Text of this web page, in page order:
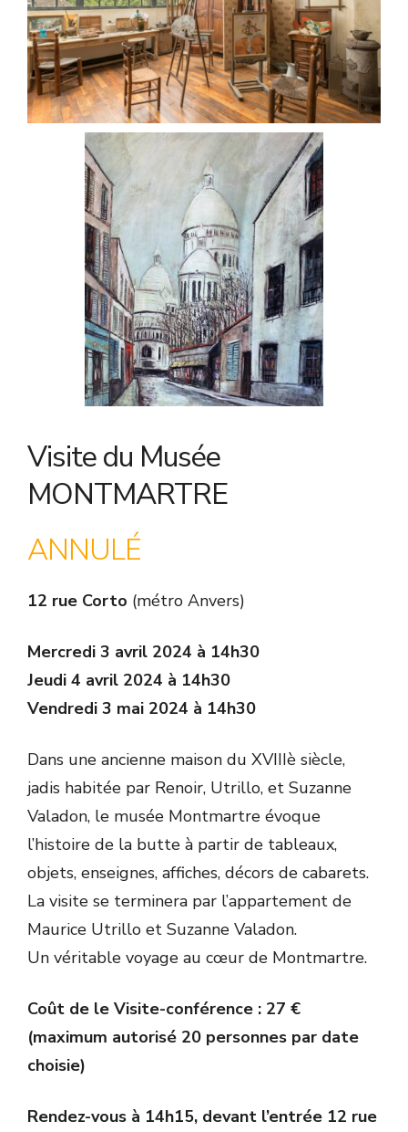
Visite du Musée
MONTMARTRE
ANNULÉ
12 rue Corto (métro Anvers)
Mercredi 3 avril 2024 à 14h30
Jeudi 4 avril 2024 à 14h30
Vendredi 3 mai 2024 à 14h30
Dans une ancienne maison du XVIIIè siècle,
jadis habitée par Renoir, Utrillo, et Suzanne
Valadon, le musée Montmartre évoque
l’histoire de la butte à partir de tableaux,
objets, enseignes, affiches, décors de cabarets.
La visite se terminera par l’appartement de
Maurice Utrillo et Suzanne Valadon.
Un véritable voyage au cœur de Montmartre.
Coût de le Visite-conférence : 27 €
(maximum autorisé 20 personnes par date
choisie)
Rendez-vous à 14h15, devant l’entrée 12 rue